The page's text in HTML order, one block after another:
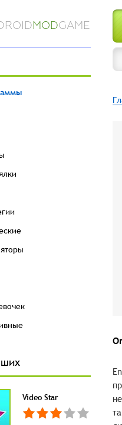
MODGAME
Video Star